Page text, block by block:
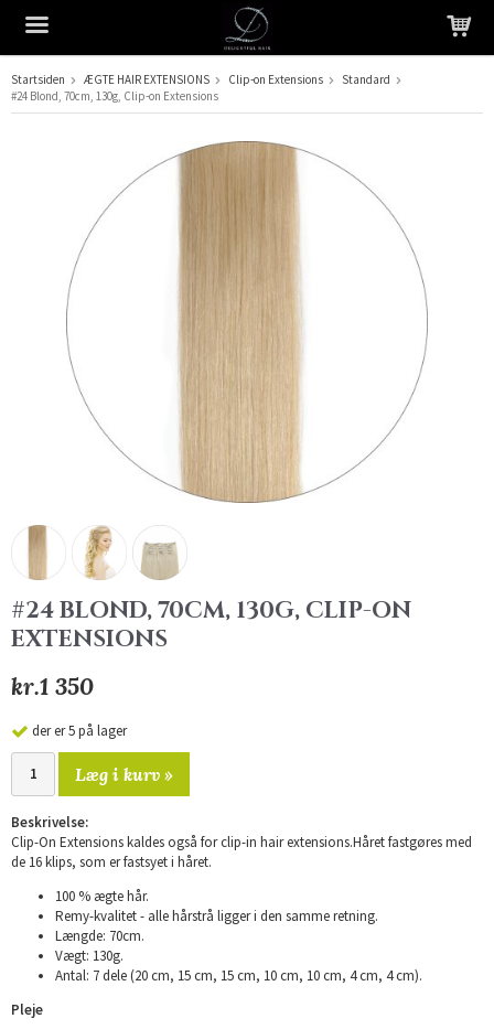
Produktet er blevet tilføjet til din indkøbskurv
Startsiden ÆGTE HAIR EXTENSIONS Clip-on Extensions
Standard
#24 Blond, 70cm, 130g, Clip-on Extensions
#24 BLOND, 70CM, 130G, CLIP-ON
EXTENSIONS
kr.1 350
der er 5 på lager
Læg i kurv »
Beskrivelse:
Clip-On Extensions kaldes også for clip-in hair extensions.Håret fastgøres med
de 16 klips, som er fastsyet i håret.
100 % ægte hår.
Remy-kvalitet - alle hårstrå ligger i den samme retning.
Længde: 70cm.
Vægt: 130g.
Antal: 7 dele (20 cm, 15 cm, 15 cm, 10 cm, 10 cm, 4 cm, 4 cm).
Pleje